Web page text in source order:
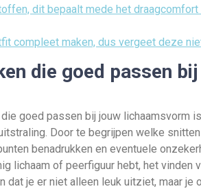
dit bepaalt mede het draagcomfort
compleet maken, dus vergeet deze
die goed passen
goed passen bij jouw lichaamsvorm
Door te begrijpen welke
benadrukken en eventuele
lichaam of peerfiguur hebt, het vinden
dat je er niet alleen leuk uitziet, maar je